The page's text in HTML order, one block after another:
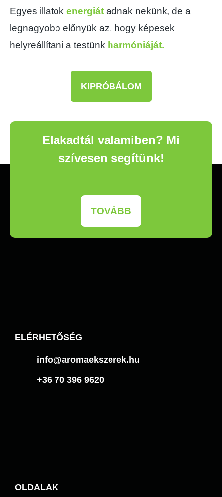
Egyes illatok energiát adnak nekünk, de a
legnagyobb előnyük az, hogy képesek
helyreállítani a testünk harmóniáját.
KIPRÓBÁLOM
Elakadtál valamiben? Mi
szívesen segítünk!
TOVÁBB
ELÉRHETŐSÉG
info@aromaekszerek.hu
+36 70 396 9620
OLDALAK